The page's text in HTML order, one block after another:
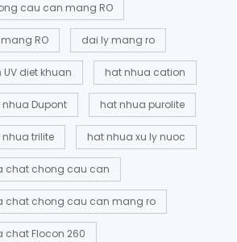
cau can mang RO
mang RO dai ly mang ro
UV diet khuan hat nhua cation
nhua Dupont hat nhua purolite
trilite hat nhua xu ly nuoc
chat chong cau can
chat chong cau can mang ro
chat Flocon 260